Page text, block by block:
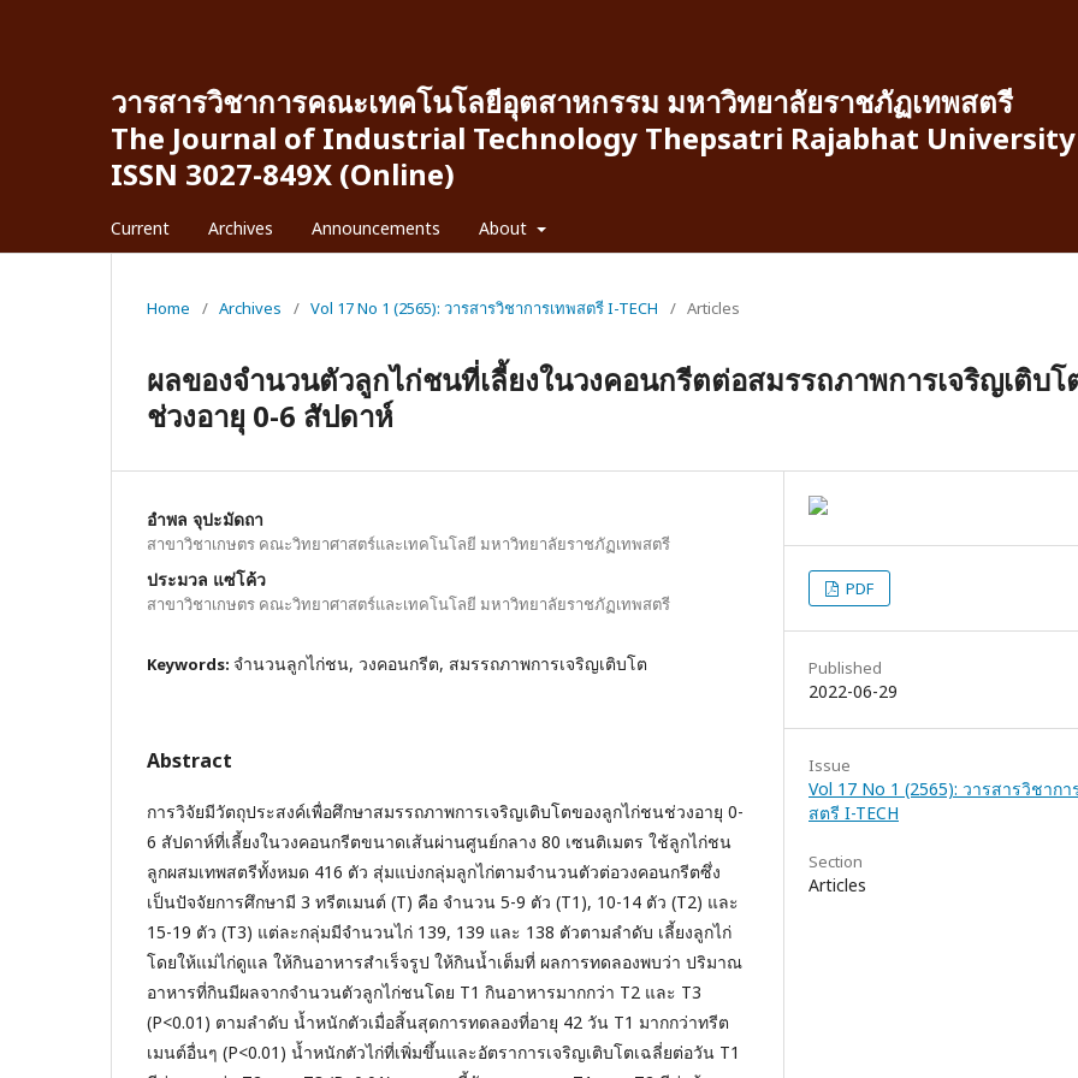
วารสารวิชาการคณะเทคโนโลยีอุตสาหกรรม มหาวิทยาลัยราชภัฏเทพสตรี
The Journal of Industrial Technology Thepsatri Rajabhat University
ISSN 3027-849X (Online)
Current Archives Announcements About
Home / Archives / Vol 17 No 1 (2565): วารสารวิชาการเทพสตรี I-TECH / Articles
ผลของจำนวนตัวลูกไก่ชนที่เลี้ยงในวงคอนกรีตต่อสมรรถภาพการเจริญเติบโ
ช่วงอายุ 0-6 สัปดาห์
อําพล จุปะมัดถา
สาขาวิชาเกษตร คณะวิทยาศาสตร์และเทคโนโลยี มหาวิทยาลัยราชภัฏเทพสตรี
ประมวล แซ่โค้ว
สาขาวิชาเกษตร คณะวิทยาศาสตร์และเทคโนโลยี มหาวิทยาลัยราชภัฏเทพสตรี
Keywords: จำนวนลูกไก่ชน, วงคอนกรีต, สมรรถภาพการเจริญเติบโต
Abstract
การวิจัยมีวัตถุประสงค์เพื่อศึกษาสมรรถภาพการเจริญเติบโตของลูกไก่ชนช่วงอายุ 0-
6 สัปดาห์ที่เลี้ยงในวงคอนกรีตขนาดเส้นผ่านศูนย์กลาง 80 เซนติเมตร ใช้ลูกไก่ชน
ลูกผสมเทพสตรีทั้งหมด 416 ตัว สุ่มแบ่งกลุ่มลูกไก่ตามจำนวนตัวต่อวงคอนกรีตซึ่ง
เป็นปัจจัยการศึกษามี 3 ทรีตเมนต์ (T) คือ จำนวน 5-9 ตัว (T1), 10-14 ตัว (T2) และ
15-19 ตัว (T3) แต่ละกลุ่มมีจำนวนไก่ 139, 139 และ 138 ตัวตามลำดับ เลี้ยงลูกไก่
โดยให้แม่ไก่ดูแล ให้กินอาหารสำเร็จรูป ให้กินน้ำเต็มที่ ผลการทดลองพบว่า ปริมาณ
อาหารที่กินมีผลจากจำนวนตัวลูกไก่ชนโดย T1 กินอาหารมากกว่า T2 และ T3
(P<0.01) ตามลำดับ น้ำหนักตัวเมื่อสิ้นสุดการทดลองที่อายุ 42 วัน T1 มากกว่าทรีต
เมนต์อื่นๆ (P<0.01) น้ำหนักตัวไก่ที่เพิ่มขึ้นและอัตราการเจริญเติบโตเฉลี่ยต่อวัน T1
PDF
Published
2022-06-29
Issue
Vol 17 No 1 (2565): วารสารวิชากา
สตรี I-TECH
Section
Articles